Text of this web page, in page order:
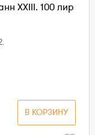
XXIII. 100 лир
В КОРЗИНУ